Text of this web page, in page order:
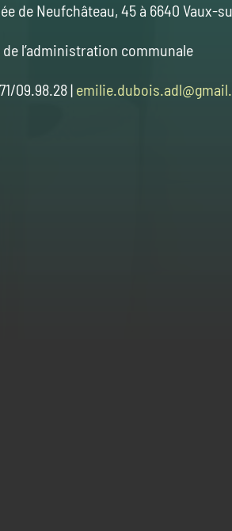
de Neufchâteau, 45 à 6640 Vaux-
de l’administration communale
09.98.28 |